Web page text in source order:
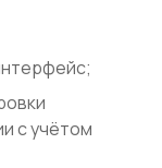
с учётом